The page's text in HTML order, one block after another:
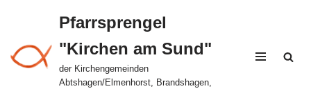
Inhalt
springen
Pfarrsprengel
"Kirchen am Sund"
der Kirchengemeinden
Abtshagen/Elmenhorst, Brandshagen,